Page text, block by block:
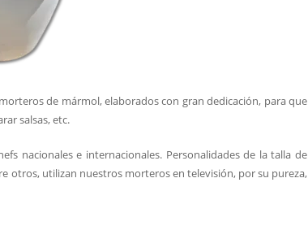
de mármol, elaborados con gran dedicación, para que
salsas, etc.
nacionales e internacionales. Personalidades de la talla de
otros, utilizan nuestros morteros en televisión, por su pureza,